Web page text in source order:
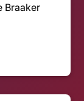
Braaker